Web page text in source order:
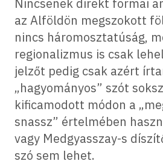
Nincsenek direkt formai
az Alföldön megszokott
nincs háromosztatúság,
regionalizmus is csak
jelzőt pedig csak azért
„hagyományos” szót
kificamodott módon a
snassz” értelmében
vagy Medgyasszay-s
szó sem lehet.